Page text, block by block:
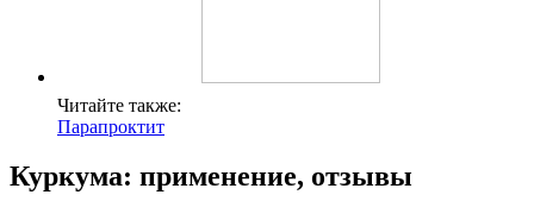
Читайте также:
Парапроктит
Куркума: применение, отзывы